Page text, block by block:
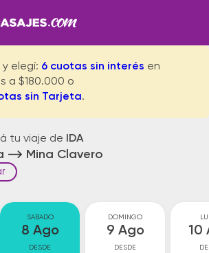
y elegí: 6 cuotas sin interés en
a $180.000 o
sin Tarjeta.
tu viaje de IDA
Mina Clavero
SABADO
8 Ago
DESDE
DOMINGO
9 Ago
DESDE
10